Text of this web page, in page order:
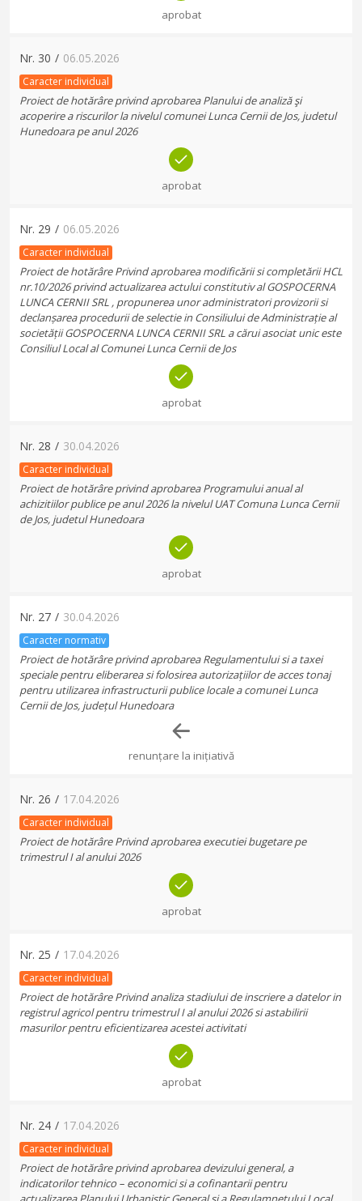
aprobat
Nr. 30 / 06.05.2026
Caracter individual
Proiect de hotărâre privind aprobarea Planului de analiză şi
acoperire a riscurilor la nivelul comunei Lunca Cernii de Jos, judetul
Hunedoara pe anul 2026
aprobat
Nr. 29 / 06.05.2026
Caracter individual
Proiect de hotărâre Privind aprobarea modificării si completării HCL
nr.10/2026 privind actualizarea actului constitutiv al GOSPOCERNA
LUNCA CERNII SRL , propunerea unor administratori provizorii si
declanșarea procedurii de selectie in Consiliului de Administrație al
societății GOSPOCERNA LUNCA CERNII SRL a cărui asociat unic este
Consiliul Local al Comunei Lunca Cernii de Jos
aprobat
Nr. 28 / 30.04.2026
Caracter individual
Proiect de hotărâre privind aprobarea Programului anual al
achizitiilor publice pe anul 2026 la nivelul UAT Comuna Lunca Cernii
de Jos, judetul Hunedoara
aprobat
Nr. 27 / 30.04.2026
Caracter normativ
Proiect de hotărâre privind aprobarea Regulamentului si a taxei
speciale pentru eliberarea si folosirea autorizațiilor de acces tonaj
pentru utilizarea infrastructurii publice locale a comunei Lunca
Cernii de Jos, județul Hunedoara
renunțare la inițiativă
Nr. 26 / 17.04.2026
Caracter individual
Proiect de hotărâre Privind aprobarea executiei bugetare pe
trimestrul I al anului 2026
aprobat
Nr. 25 / 17.04.2026
Caracter individual
Proiect de hotărâre Privind analiza stadiului de inscriere a datelor in
registrul agricol pentru trimestrul I al anului 2026 si astabilirii
masurilor pentru eficientizarea acestei activitati
aprobat
Nr. 24 / 17.04.2026
Caracter individual
Proiect de hotărâre privind aprobarea devizului general, a
indicatorilor tehnico – economici si a cofinantarii pentru